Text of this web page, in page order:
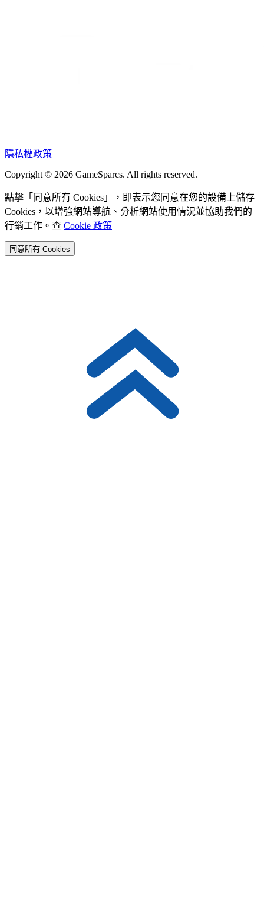
隱私權政策
Copyright © 2026 GameSparcs. All rights reserved.
點擊「同意所有 Cookies」，即表示您同意在您的設備上儲存
Cookies，以增強網站導航、分析網站使用情況並協助我們的
行銷工作。查 Cookie 政策
同意所有 Cookies